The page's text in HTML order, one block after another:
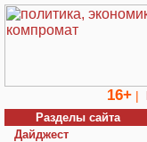
16+ |
Разделы сайта
Дайджест